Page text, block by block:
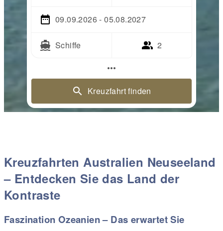
09.09.2026 - 05.08.2027
Schiffe 2
more_horiz
Kreuzfahrt finden
Kreuzfahrten Australien Neuseeland
– Entdecken Sie das Land der
Kontraste
Faszination Ozeanien – Das erwartet Sie